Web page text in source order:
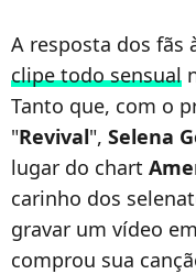
A resposta dos fãs
clipe todo sensual
Tanto que, com o
"Revival", Selena
lugar do chart
carinho dos
gravar um vídeo
comprou sua